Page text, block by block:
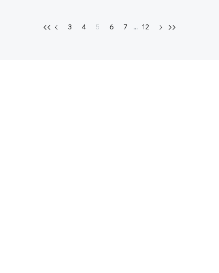
3 4 5 6 7 ... 12